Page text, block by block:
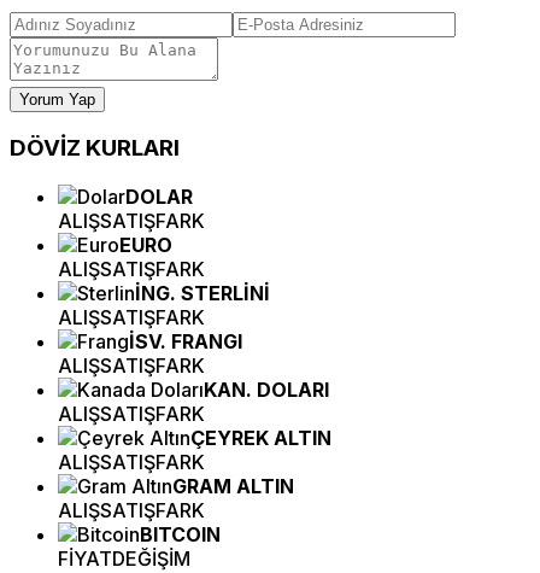
Yorum Yap
DÖVİZ KURLARI
DOLAR
ALIŞSATIŞFARK
EURO
ALIŞSATIŞFARK
İNG. STERLİNİ
ALIŞSATIŞFARK
İSV. FRANGI
ALIŞSATIŞFARK
KAN. DOLARI
ALIŞSATIŞFARK
ÇEYREK ALTIN
ALIŞSATIŞFARK
GRAM ALTIN
ALIŞSATIŞFARK
BITCOIN
FİYATDEĞİŞİM